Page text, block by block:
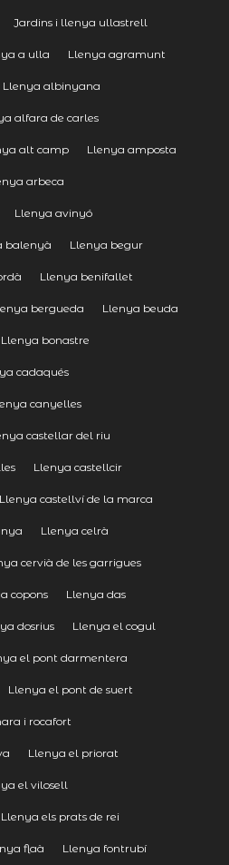
Jardins i llenya ullastrell
a ulla Llenya agramunt
Llenya albinyana
alfara de carles
alt camp Llenya amposta
arbeca
Llenya avinyó
balenyà Llenya begur
Llenya benifallet
bergueda Llenya beuda
Llenya bonastre
cadaqués
canyelles
castellar del riu
Llenya castellcir
Llenya castellví de la marca
Llenya celrà
cervià de les garrigues
copons Llenya das
dosrius Llenya el cogul
el pont darmentera
Llenya el pont de suert
i rocafort
Llenya el priorat
el vilosell
Llenya els prats de rei
flaà Llenya fontrubí